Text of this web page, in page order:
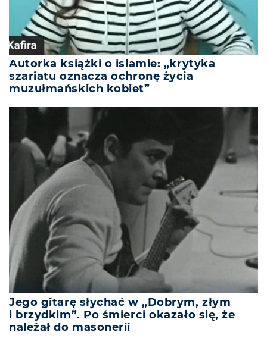
Autorka książki o islamie: „krytyka
szariatu oznacza ochronę życia
muzułmańskich kobiet”
Jego gitarę słychać w „Dobrym, złym
i brzydkim”. Po śmierci okazało się, że
należał do masonerii